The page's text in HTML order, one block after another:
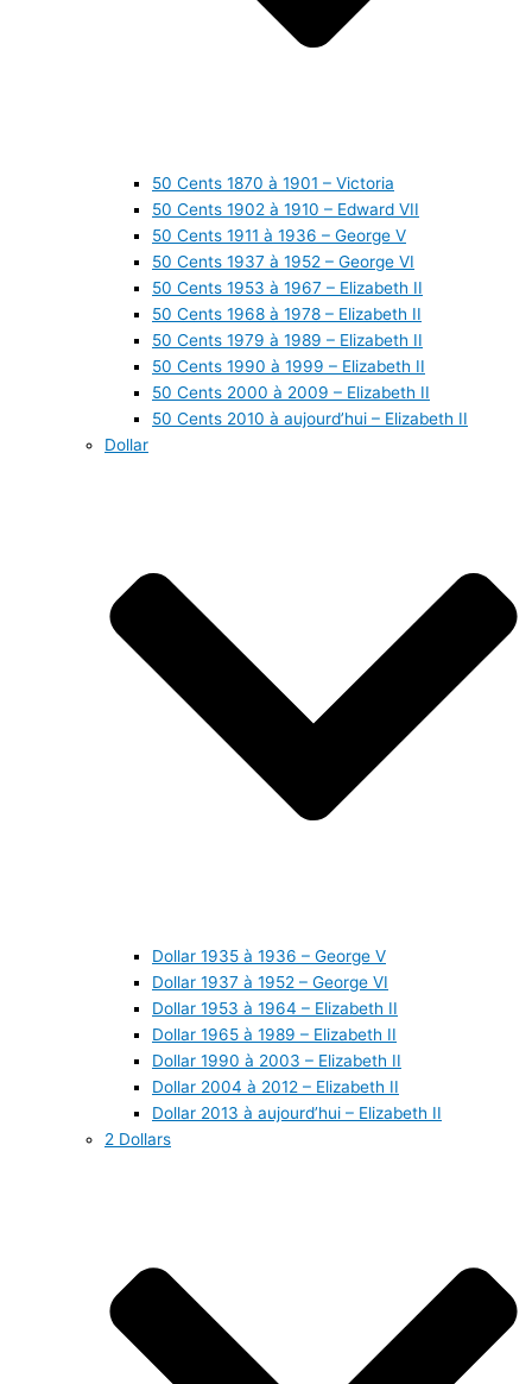
50 Cents 1870 à 1901 – Victoria
50 Cents 1902 à 1910 – Edward VII
50 Cents 1911 à 1936 – George V
50 Cents 1937 à 1952 – George VI
50 Cents 1953 à 1967 – Elizabeth II
50 Cents 1968 à 1978 – Elizabeth II
50 Cents 1979 à 1989 – Elizabeth II
50 Cents 1990 à 1999 – Elizabeth II
50 Cents 2000 à 2009 – Elizabeth II
50 Cents 2010 à aujourd’hui – Elizabeth II
Dollar
Dollar 1935 à 1936 – George V
Dollar 1937 à 1952 – George VI
Dollar 1953 à 1964 – Elizabeth II
Dollar 1965 à 1989 – Elizabeth II
Dollar 1990 à 2003 – Elizabeth II
Dollar 2004 à 2012 – Elizabeth II
Dollar 2013 à aujourd’hui – Elizabeth II
2 Dollars